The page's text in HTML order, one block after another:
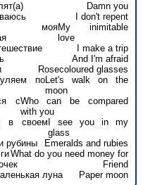
Damn you
I don't repent
мояMy inimitable
love
I make a trip
And I'm afraid
Rosecoloured glasses
поLet's walk on the
moon
сWho can be compared
with you
в своем I see you in my
glass
рубины
Emeralds and rubies
What do you need money for
Friend
луна Paper moon